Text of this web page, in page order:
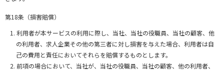
第18条（損害賠償）
利用者が本サービスの利用に際し、当社、当社の役職員、当社の顧客、他
の利用者、求人企業その他の第三者に対し損害を与えた場合、利用者は自
己の費用と責任においてそれらを賠償するものとします。
前項の場合において、当社が、当社の役職員、当社の顧客、他の利用者、